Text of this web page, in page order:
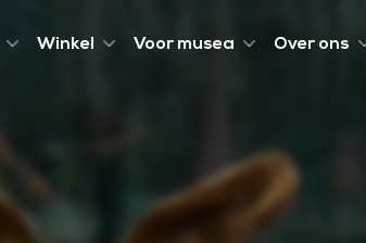
Winkel Voor musea Over ons